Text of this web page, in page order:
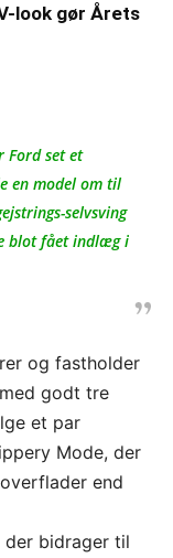
look gør Årets
Ford set et
en model om til
selvsving
blot fået indlæg i
og fastholder
godt tre
et par
Mode, der
end
der bidrager til